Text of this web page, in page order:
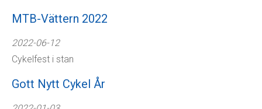
MTB-Vättern 2022
2022-06-12
Cykelfest i stan
Gott Nytt Cykel År